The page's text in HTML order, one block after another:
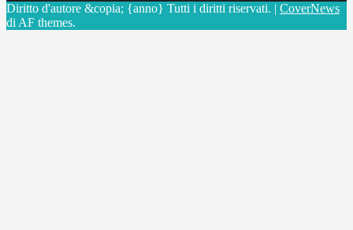
Diritto d'autore &copia; {anno} Tutti i diritti riservati. | CoverNews
di AF themes.